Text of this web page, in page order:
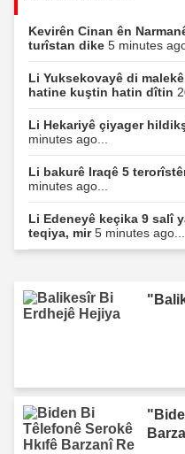
Kevirên Cinan ên
turîstan dike 5 minutes
Li Yuksekovayê di
hatine kuştin hatin dîtin
Li Hekariyê çiyager
minutes ago...
Li bakurê Iraqê 5
minutes ago...
Li Edeneyê keçika 9 salî
teqiya, mir5 minutes ago...